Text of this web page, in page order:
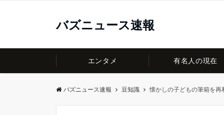
バズニュース速報
エンタメ 有名人の現在
バズニュース速報 豆知識 懐かしの子どもの筆箱を